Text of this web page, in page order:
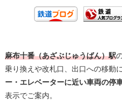
麻布十番（あざぶじゅうばん）駅
乗り換えや改札口、出口への移動
ー・エレベーターに近い車両の停
表示でご案内。